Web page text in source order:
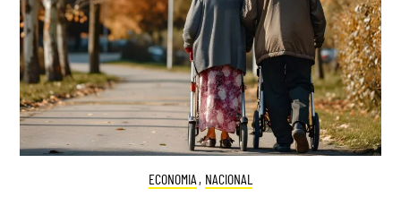
ECONOMIA , NACIONAL